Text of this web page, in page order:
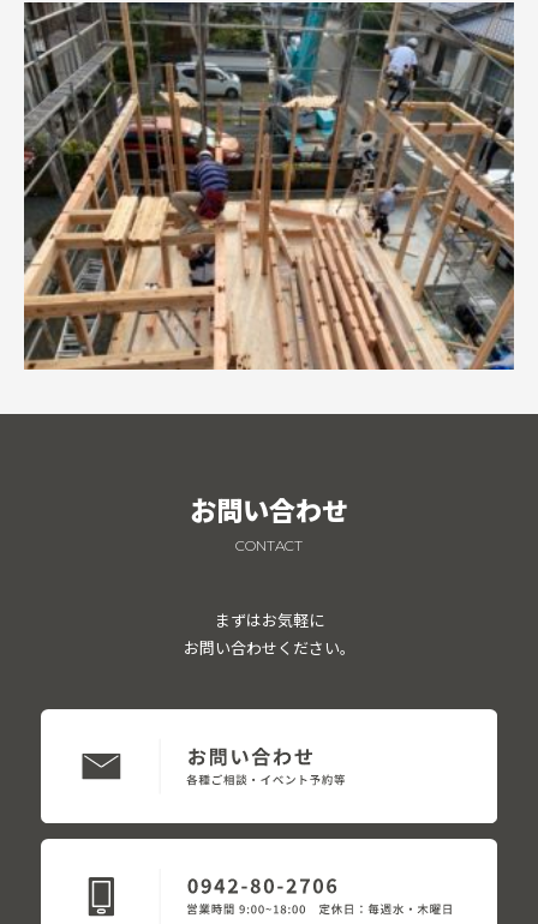
お問い合わせ
CONTACT
まずはお気軽に
お問い合わせください。